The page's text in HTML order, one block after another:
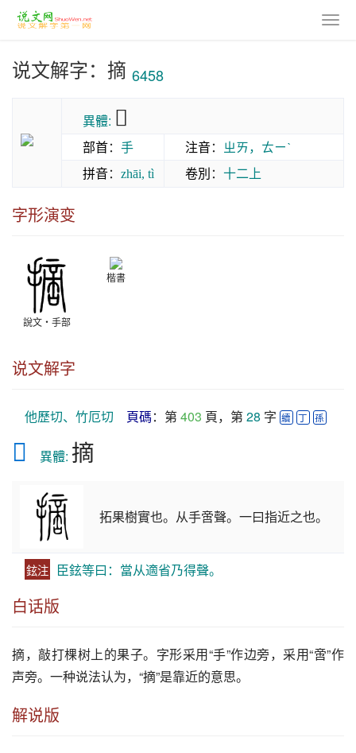
说文解字：摘 6458
異體: 𢴨
部首： 手 注音： ㄓㄞ，ㄊㄧˋ
拼音： zhāi, tì 卷別： 十二上
字形演变
說文‧手部
楷書
说文解字
他歷切、竹厄切 頁碼：第 403 頁，第 28 字 續 丁 孫
𢴨 異體: 摘
拓果樹實也。从手啻聲。一曰指近之也。
鉉注 臣鉉等曰：當从適省乃得聲。
白话版
摘，敲打棵树上的果子。字形采用“手”作边旁，采用“啻”作
声旁。一种说法认为，“摘”是靠近的意思。
解说版